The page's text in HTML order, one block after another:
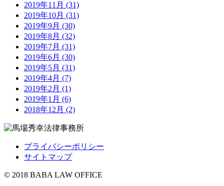
2019年11月 (31)
2019年10月 (31)
2019年9月 (30)
2019年8月 (32)
2019年7月 (31)
2019年6月 (30)
2019年5月 (31)
2019年4月 (7)
2019年2月 (1)
2019年1月 (6)
2018年12月 (2)
プライバシーポリシー
サイトマップ
© 2018 BABA LAW OFFICE